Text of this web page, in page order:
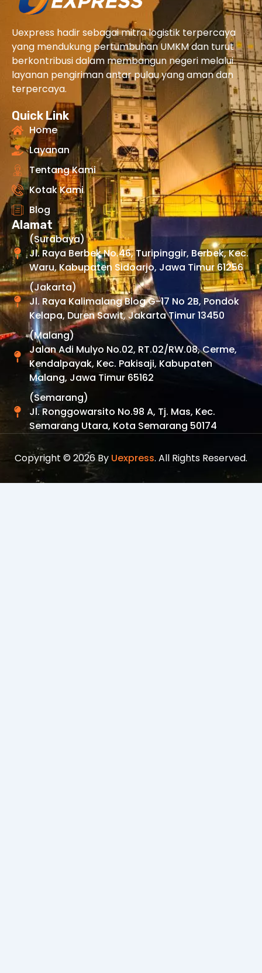
Uexpress hadir sebagai mitra logistik terpercaya
yang mendukung pertumbuhan UMKM dan turut
berkontribusi dalam membangun negeri melalui
layanan pengiriman antar pulau yang aman dan
terpercaya.
Quick Link
Home
Layanan
Tentang Kami
Kotak Kami
Blog
Alamat
(Surabaya)
Jl. Raya Berbek No.46, Turipinggir, Berbek, Kec.
Waru, Kabupaten Sidoarjo, Jawa Timur 61256
(Jakarta)
Jl. Raya Kalimalang Blog G-17 No 2B, Pondok
Kelapa, Duren Sawit, Jakarta Timur 13450
(Malang)
Jalan Adi Mulyo No.02, RT.02/RW.08, Cerme,
Kendalpayak, Kec. Pakisaji, Kabupaten
Malang, Jawa Timur 65162
(Semarang)
Jl. Ronggowarsito No.98 A, Tj. Mas, Kec.
Semarang Utara, Kota Semarang 50174
Copyright © 2026 By Uexpress. All Rights Reserved.